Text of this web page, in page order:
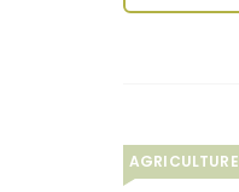
AGRICULTURE